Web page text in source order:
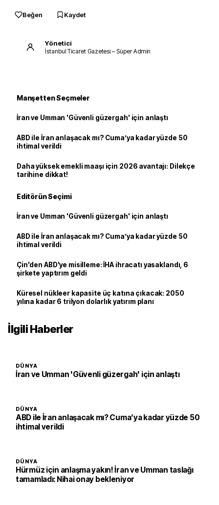
Beğen Kaydet
Yönetici
İstanbul Ticaret Gazetesi – Süper Admin
Manşetten Seçmeler
İran ve Umman 'Güvenli güzergah' için anlaştı
ABD ile İran anlaşacak mı? Cuma’ya kadar yüzde 50
ihtimal verildi
Daha yüksek emekli maaşı için 2026 avantajı: Dilekçe
tarihine dikkat!
Editörün Seçimi
İran ve Umman 'Güvenli güzergah' için anlaştı
ABD ile İran anlaşacak mı? Cuma’ya kadar yüzde 50
ihtimal verildi
Çin'den ABD'ye misilleme: İHA ihracatı yasaklandı, 6
şirkete yaptırım geldi
Küresel nükleer kapasite üç katına çıkacak: 2050
yılına kadar 6 trilyon dolarlık yatırım planı
İlgili Haberler
DÜNYA
İran ve Umman 'Güvenli güzergah' için anlaştı
DÜNYA
ABD ile İran anlaşacak mı? Cuma’ya kadar yüzde 50
ihtimal verildi
DÜNYA
Hürmüz için anlaşma yakın! İran ve Umman taslağı
tamamladı: Nihai onay bekleniyor